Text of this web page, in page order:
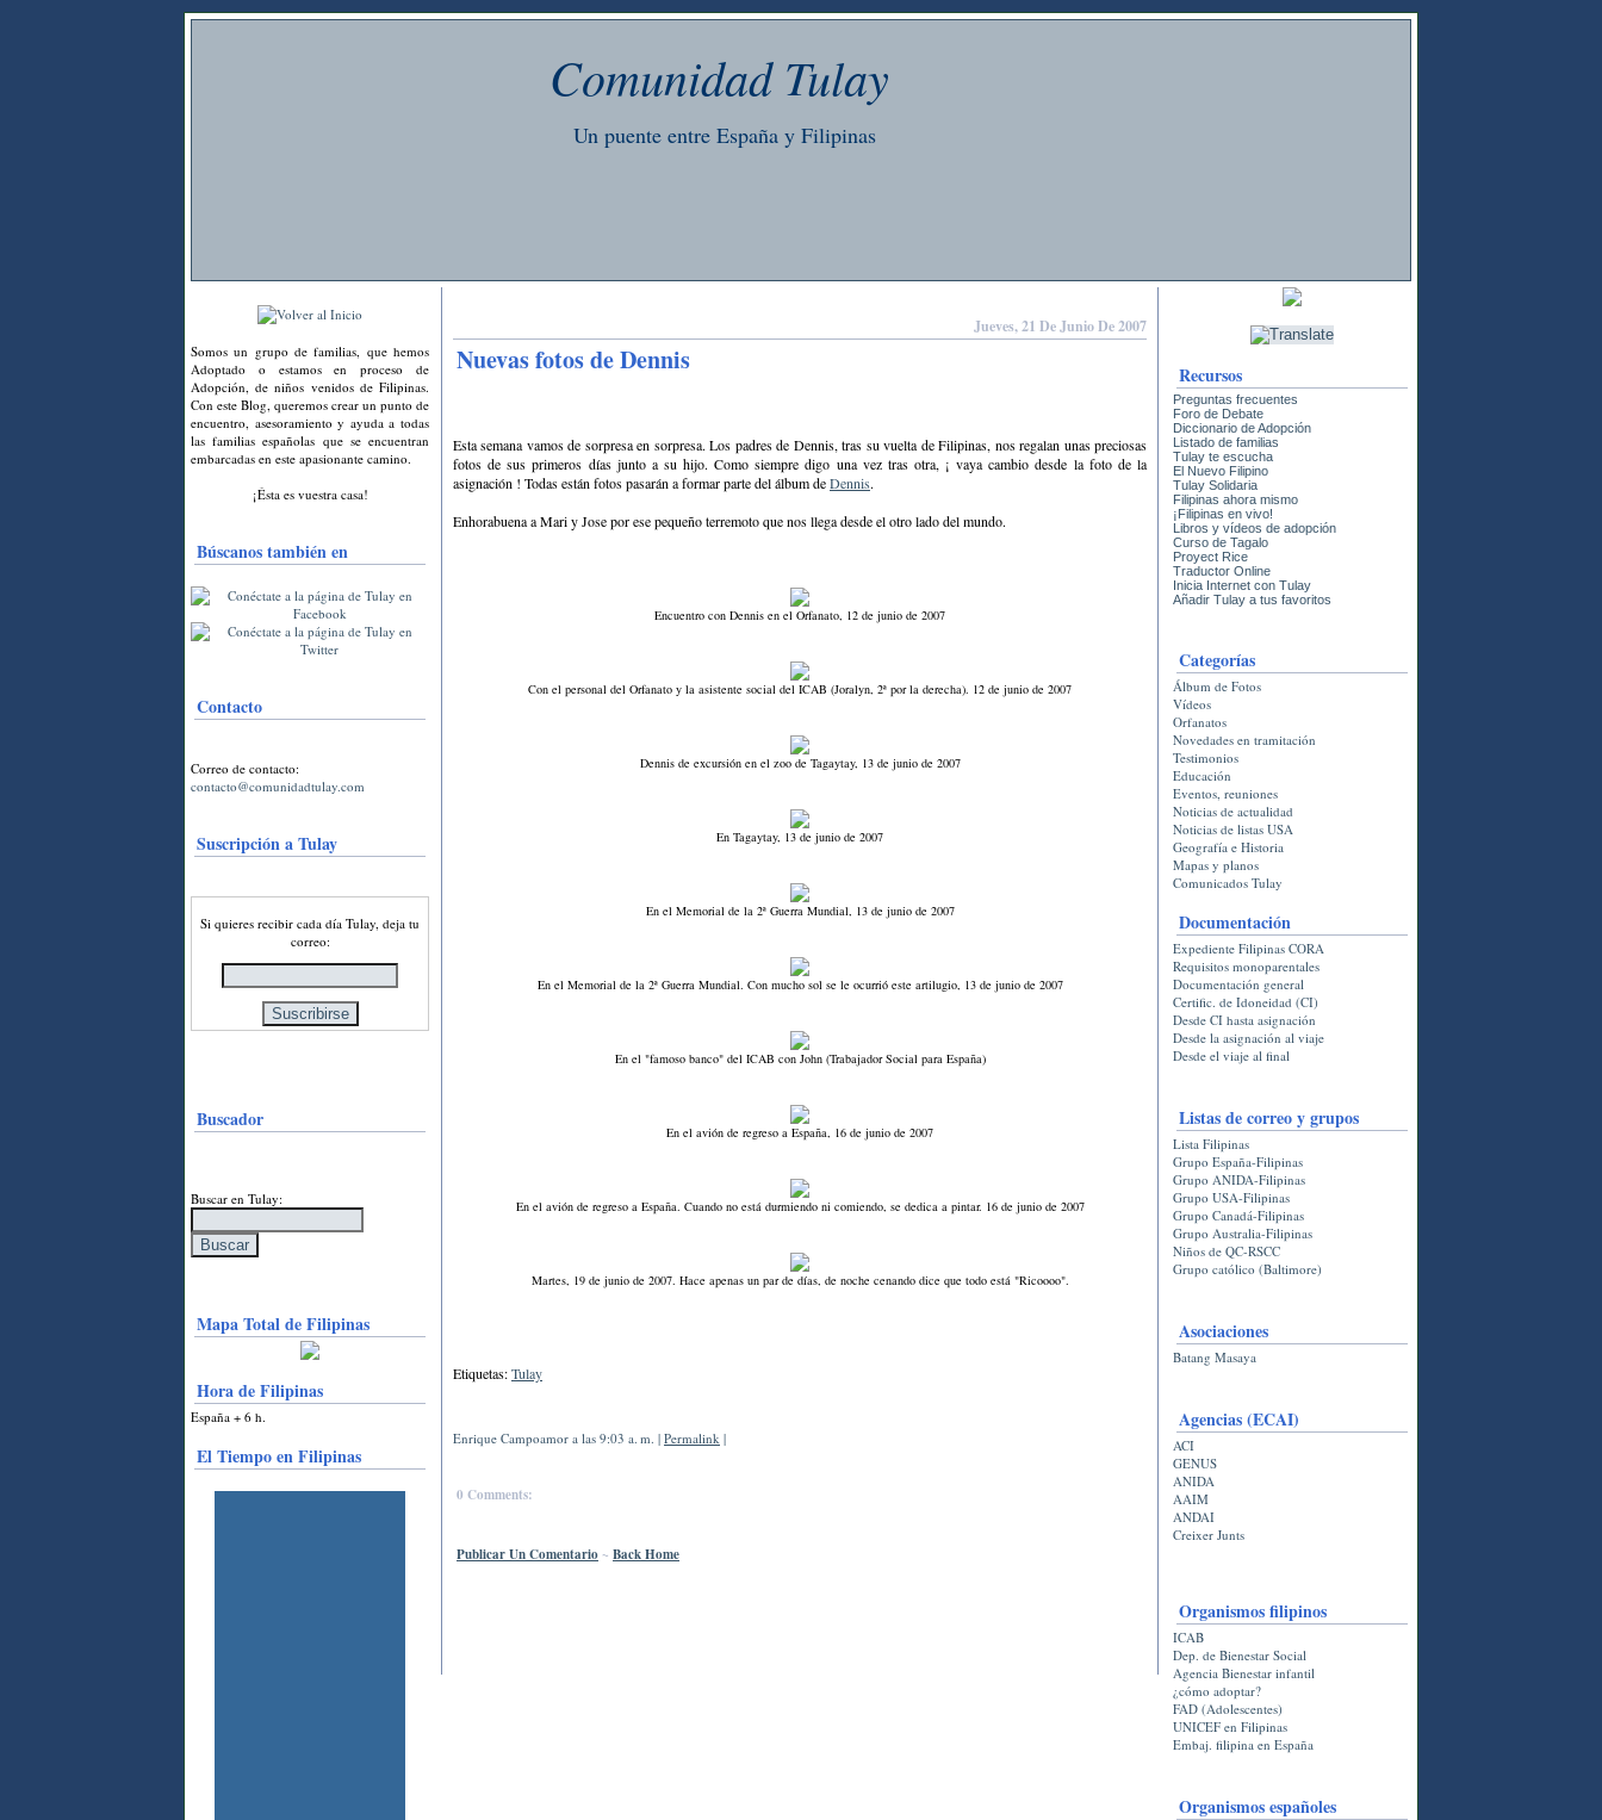
Comunidad Tulay
Un puente entre España y Filipinas
Somos un grupo de familias, que hemos
Adoptado o estamos en proceso de
Adopción, de niños venidos de Filipinas.
Con este Blog, queremos crear un punto de
encuentro, asesoramiento y ayuda a todas
las familias españolas que se encuentran
embarcadas en este apasionante camino.
¡Ésta es vuestra casa!
Búscanos también en
Contacto
Correo de contacto:
contacto@comunidadtulay.com
Suscripción a Tulay
Si quieres recibir cada día Tulay, deja tu
correo:
Buscador
Buscar en Tulay:
Mapa Total de Filipinas
Hora de Filipinas
España + 6 h.
El Tiempo en Filipinas
Recursos
Preguntas frecuentes
Foro de Debate
Diccionario de Adopción
Listado de familias
Tulay te escucha
El Nuevo Filipino
Tulay Solidaria
Filipinas ahora mismo
¡Filipinas en vivo!
Libros y vídeos de adopción
Curso de Tagalo
Proyect Rice
Traductor Online
Inicia Internet con Tulay
Añadir Tulay a tus favoritos
Categorí­as
Álbum de Fotos
Vídeos
Orfanatos
Novedades en tramitación
Testimonios
Educación
Eventos, reuniones
Noticias de actualidad
Noticias de listas USA
Geografía e Historia
Mapas y planos
Comunicados Tulay
Documentación
Expediente Filipinas CORA
Requisitos monoparentales
Documentación general
Certific. de Idoneidad (CI)
Desde CI hasta asignación
Desde la asignación al viaje
Desde el viaje al final
Listas de correo y grupos
Lista Filipinas
Grupo España-Filipinas
Grupo ANIDA-Filipinas
Grupo USA-Filipinas
Grupo Canadá-Filipinas
Grupo Australia-Filipinas
Niños de QC-RSCC
Grupo católico (Baltimore)
Asociaciones
Batang Masaya
Agencias (ECAI)
ACI
GENUS
ANIDA
AAIM
ANDAI
Creixer Junts
Organismos filipinos
ICAB
Dep. de Bienestar Social
Agencia Bienestar infantil
¿cómo adoptar?
FAD (Adolescentes)
UNICEF en Filipinas
Embaj. filipina en España
Organismos españoles
Jueves, 21 De Junio De 2007
Nuevas fotos de Dennis
Esta semana vamos de sorpresa en sorpresa. Los padres de Dennis, tras su vuelta de Filipinas, nos regalan unas preciosas
fotos de sus primeros días junto a su hijo. Como siempre digo una vez tras otra, ¡ vaya cambio desde la foto de la
asignación ! Todas están fotos pasarán a formar parte del álbum deDennis.
Enhorabuena a Mari y Jose por ese pequeño terremoto que nos llega desde el otro lado del mundo.
Encuentro con Dennis en el Orfanato, 12 de junio de 2007
Con el personal del Orfanato y la asistente social del ICAB (Joralyn, 2ª por la derecha). 12 de junio de 2007
Dennis de excursión en el zoo de Tagaytay, 13 de junio de 2007
En Tagaytay, 13 de junio de 2007
En el Memorial de la 2ª Guerra Mundial, 13 de junio de 2007
En el Memorial de la 2ª Guerra Mundial. Con mucho sol se le ocurrió este artilugio, 13 de junio de 2007
En el "famoso banco" del ICAB con John (Trabajador Social para España)
En el avión de regreso a España, 16 de junio de 2007
En el avión de regreso a España. Cuando no está durmiendo ni comiendo, se dedica a pintar. 16 de junio de 2007
Martes, 19 de junio de 2007. Hace apenas un par de días, de noche cenando dice que todo está "Ricoooo".
Etiquetas:Tulay
Enrique Campoamor a las 9:03 a. m. | Permalink |
0 Comments:
Publicar Un Comentario ~ Back Home